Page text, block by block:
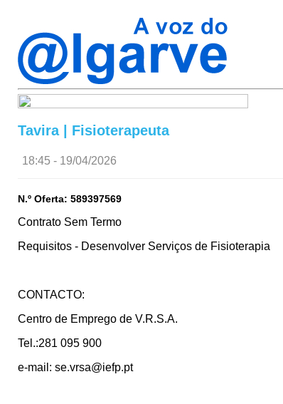
Tavira | Fisioterapeuta
18:45 - 19/04/2026
N.º Oferta: 589397569
Contrato Sem Termo
Requisitos - Desenvolver Serviços de Fisioterapia
CONTACTO:
Centro de Emprego de V.R.S.A.
Tel.:281 095 900
e-mail: se.vrsa@iefp.pt